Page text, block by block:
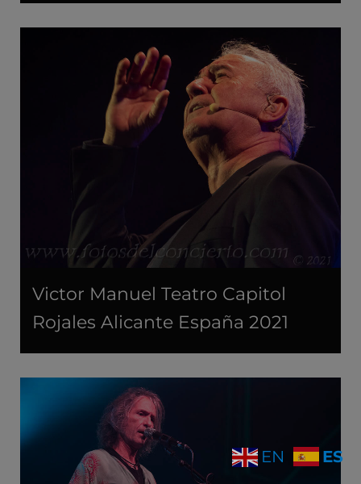
Victor Manuel Teatro Capitol
Rojales Alicante España 2021
EN ES